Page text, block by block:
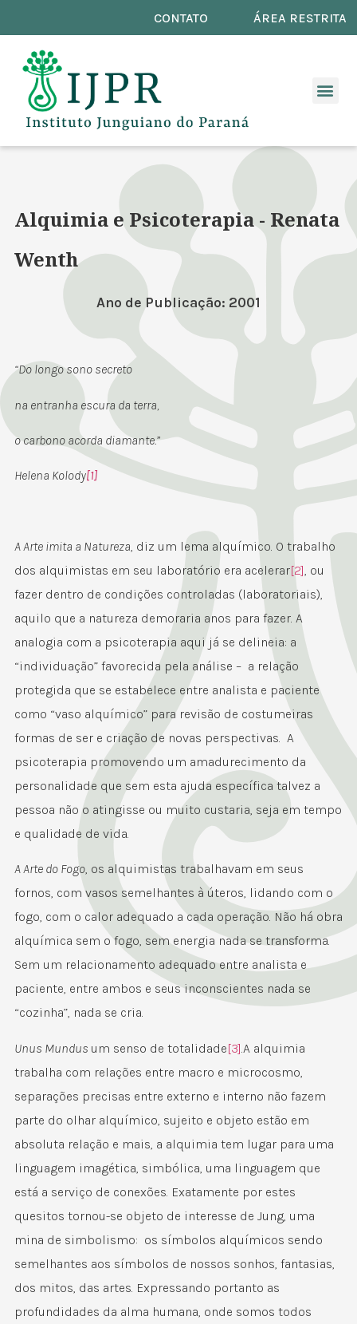
CONTATO ÁREA RESTRITA
Alquimia e Psicoterapia - Renata
Wenth
Ano de Publicação: 2001
“Do longo sono secreto
na entranha escura da terra,
o carbono acorda diamante.”
Helena Kolody[1]
A Arte imita a Natureza, diz um lema alquímico. O trabalho
dos alquimistas em seu laboratório era acelerar[2], ou
fazer dentro de condições controladas (laboratoriais),
aquilo que a natureza demoraria anos para fazer. A
analogia com a psicoterapia aqui já se delineia: a
“individuação” favorecida pela análise – a relação
protegida que se estabelece entre analista e paciente
como “vaso alquímico” para revisão de costumeiras
formas de ser e criação de novas perspectivas. A
psicoterapia promovendo um amadurecimento da
personalidade que sem esta ajuda específica talvez a
pessoa não o atingisse ou muito custaria, seja em tempo
e qualidade de vida.
A Arte do Fogo, os alquimistas trabalhavam em seus
fornos, com vasos semelhantes à úteros, lidando com o
fogo, com o calor adequado a cada operação. Não há obra
alquímica sem o fogo, sem energia nada se transforma.
Sem um relacionamento adequado entre analista e
paciente, entre ambos e seus inconscientes nada se
“cozinha”, nada se cria.
Unus Mundus um senso de totalidade[3].A alquimia
trabalha com relações entre macro e microcosmo,
separações precisas entre externo e interno não fazem
parte do olhar alquímico, sujeito e objeto estão em
absoluta relação e mais, a alquimia tem lugar para uma
linguagem imagética, simbólica, uma linguagem que
está a serviço de conexões. Exatamente por estes
quesitos tornou-se objeto de interesse de Jung, uma
mina de simbolismo: os símbolos alquímicos sendo
semelhantes aos símbolos de nossos sonhos, fantasias,
dos mitos, das artes. Expressando portanto as
profundidades da alma humana, onde somos todos